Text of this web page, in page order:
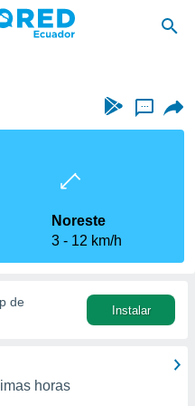
...
Noreste
3
12 km/h
de
Instalar
horas